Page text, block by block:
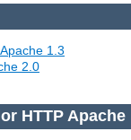
1.3
2.0
HTTP Apache